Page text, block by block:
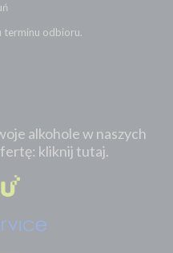
terminu odbioru.
alkohole w naszych
kliknij tutaj.